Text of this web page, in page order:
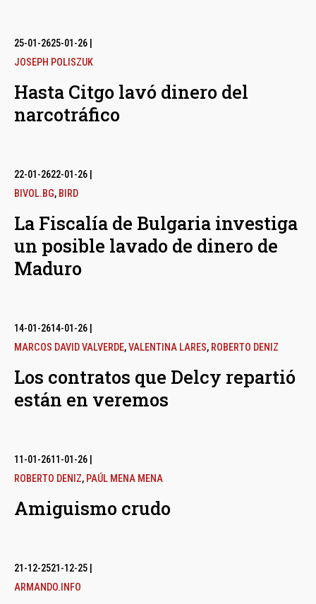
25-01-2625-01-26
JOSEPH POLISZUK
Hasta Citgo lavó dinero del
narcotráfico
22-01-2622-01-26
BIVOL.BG, BIRD
La Fiscalía de Bulgaria investiga
un posible lavado de dinero de
Maduro
14-01-2614-01-26
MARCOS DAVID VALVERDE,VALENTINA LARES, ROBERTO DENIZ
Los contratos que Delcy repartió
están en veremos
11-01-2611-01-26
ROBERTO DENIZ, PAÚL MENA MENA
Amiguismo crudo
21-12-2521-12-25
ARMANDO.INFO